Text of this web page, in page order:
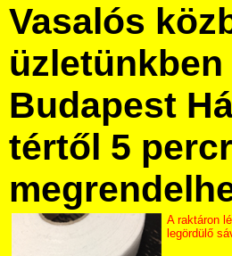
Vasalós
üzletünkben
Budapest
tértől 5
A raktáron
legördülő